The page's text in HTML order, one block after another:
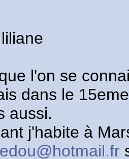
l'on se
dans le
aussi.
j'habite à